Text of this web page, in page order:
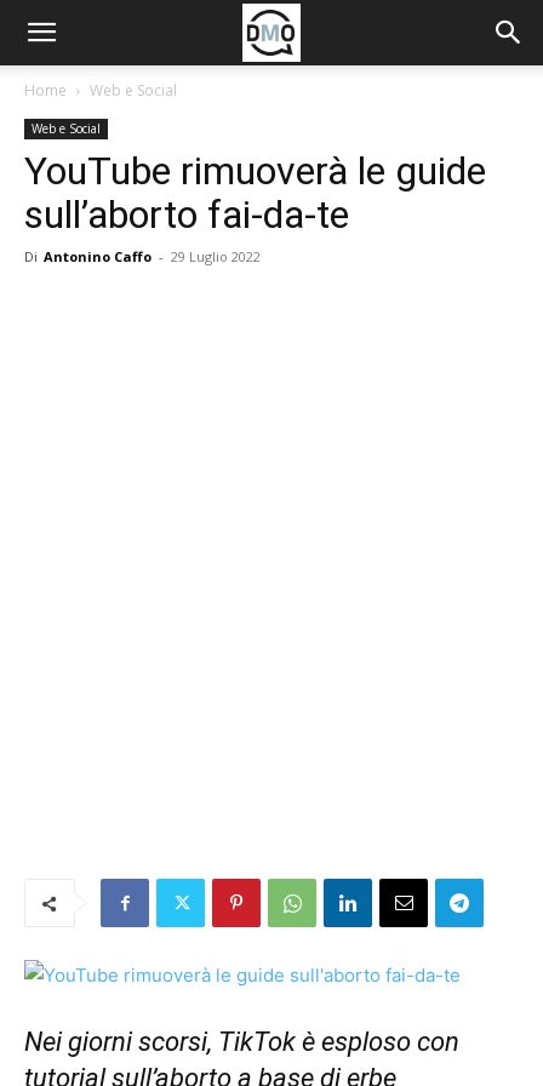
Home Web e Social
Web e Social
YouTube rimuoverà le guide
sull’aborto fai-da-te
Di Antonino Caffo - 29 Luglio 2022
Nei giorni scorsi, TikTok è esploso con
tutorial sull’aborto a base di erbe